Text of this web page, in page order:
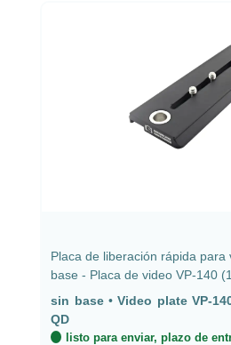
Placa de liberación rápida para
base - Placa de video VP-140
sin base • Video plate VP-
QD
listo para enviar, plazo de